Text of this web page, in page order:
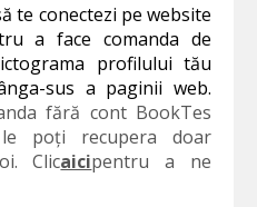
te conectezi pe website
a face comanda de
profilului tău
sus a paginii web.
fără cont BookTes
poți recupera doar
Clicaicipentru a ne